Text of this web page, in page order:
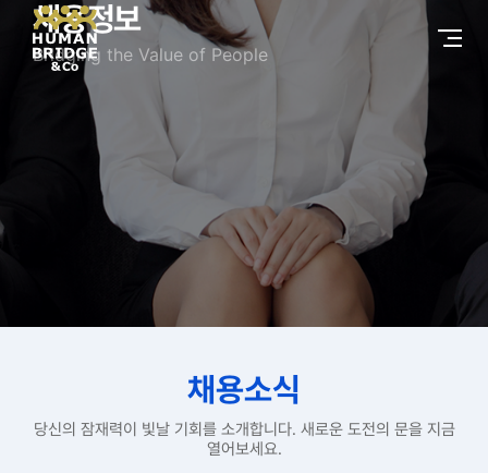
채용정보
Bridging the Value of People
채용소식
당신의 잠재력이 빛날 기회를 소개합니다. 새로운 도전의 문을 지금
열어보세요.